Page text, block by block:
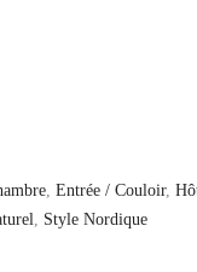
, Entrée / Couloir,
, Style Nordique